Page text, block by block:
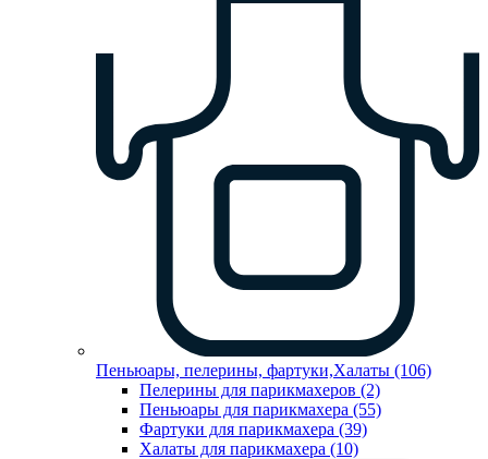
Пеньюары, пелерины, фартуки,Халаты (106)
Пелерины для парикмахеров (2)
Пеньюары для парикмахера (55)
Фартуки для парикмахера (39)
Халаты для парикмахера (10)